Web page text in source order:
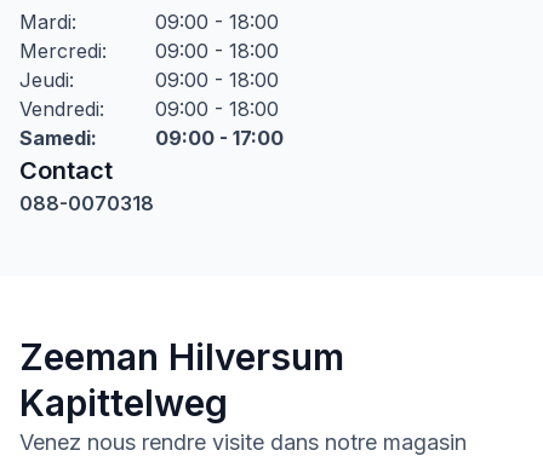
Mardi:
09:00 - 18:00
Mercredi:
09:00 - 18:00
Jeudi:
09:00 - 18:00
Vendredi:
09:00 - 18:00
Samedi: 09:00 - 17:00
Contact
088-0070318
Zeeman Hilversum
Kapittelweg
Venez nous rendre visite dans notre magasin